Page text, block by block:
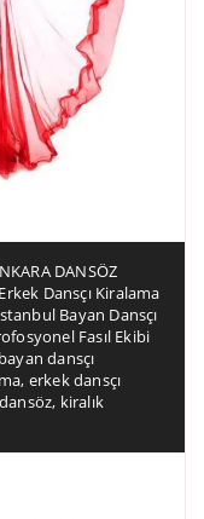
DANSÖZ
Erkek Dansçı Kiralama
Bayan Dansçı
Fasıl Ekibi
bayan dansçı
, erkek dansçı
, kiralık